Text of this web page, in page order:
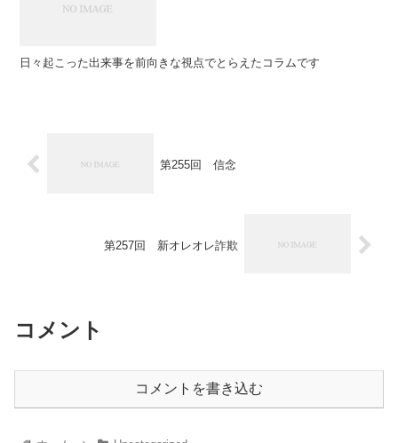
日々起こった出来事を前向きな視点でとらえたコラムです
第255回 信念
第257回 新オレオレ詐欺
コメント
コメントを書き込む